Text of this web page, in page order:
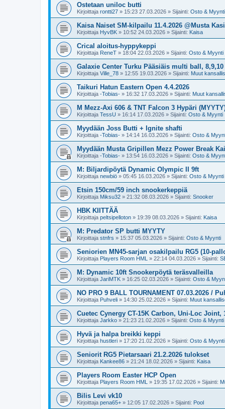
Ostetaan uniloc butti
Kirjoittaja rontti27 » 15:23 27.03.2026 » Sijainti: Osto & Myynti
Kaisa Naiset SM-kilpailu 11.4.2026 @Musta
Kirjoittaja HyvBK » 10:52 24.03.2026 » Sijainti: Kaisa
Crical aloitus-hyppykeppi
Kirjoittaja ReneT » 18:04 22.03.2026 » Sijainti: Osto & Myynti
Galaxie Center Turku Pääsiäis multi ball, 8,9,10
Kirjoittaja Ville_78 » 12:55 19.03.2026 » Sijainti: Muut
Taikuri Hatun Eastern Open 4.4.2026
Kirjoittaja -Tobias- » 16:32 17.03.2026 » Sijainti: Muut
M Mezz-Axi 606 & TNT Falcon 3 Hypäri
Kirjoittaja TessU » 16:14 17.03.2026 » Sijainti: Osto & Myynti
Myydään Joss Butti + Ignite shafti
Kirjoittaja -Tobias- » 14:14 16.03.2026 » Sijainti: Osto &
Myydään Musta Gripillen Mezz Power Break Kai
Kirjoittaja -Tobias- » 13:54 16.03.2026 » Sijainti: Osto &
M: Biljardipöytä Dynamic Olympic II 9ft
Kirjoittaja newbiö » 05:45 16.03.2026 » Sijainti: Osto & Myynti
Etsin 150cm/59 inch snookerkeppiä
Kirjoittaja Miksu32 » 21:32 08.03.2026 » Sijainti: Snooker
HBK KIITTÄÄ
Kirjoittaja peltsipelloton » 19:39 08.03.2026 » Sijainti: Kaisa
M: Predator SP butti MYYTY
Kirjoittaja stnfrs » 15:37 05.03.2026 » Sijainti: Osto & Myynti
Seniorien MN45-sarjan osakilpailu RG5 (10-
Kirjoittaja Players Room HML » 22:14 04.03.2026 » Sijainti:
M: Dynamic 10ft Snookerpöytä teräsvalleilla
Kirjoittaja JariMTK » 16:25 02.03.2026 » Sijainti: Osto &
NO PRO 9 BALL TOURNAMENT 07.03.2026 /
Kirjoittaja Puhveli » 14:30 25.02.2026 » Sijainti: Muut
Cuetec Cynergy CT-15K Carbon, Uni-Loc Joint,
Kirjoittaja Jarkko » 21:23 21.02.2026 » Sijainti: Osto & Myynti
Hyvä ja halpa breikki keppi
Kirjoittaja hustleri » 17:20 21.02.2026 » Sijainti: Osto & Myynti
Seniorit RG5 Pietarsaari 21.2.2026 tulokset
Kirjoittaja Kankee86 » 21:24 18.02.2026 » Sijainti: Kaisa
Players Room Easter HCP Open
Kirjoittaja Players Room HML » 19:35 17.02.2026 » Sijainti:
Bilis Levi vk10
Kirjoittaja pena65+ » 12:05 17.02.2026 » Sijainti: Pool